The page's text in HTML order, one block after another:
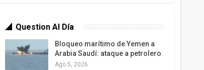
Question Al Día
Bloqueo marítimo de Yemen a
Arabia Saudí: ataque a petrolero
Ago 5, 2026